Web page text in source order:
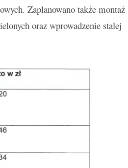
Zaplanowano także montaż
oraz wprowadzenie stałej